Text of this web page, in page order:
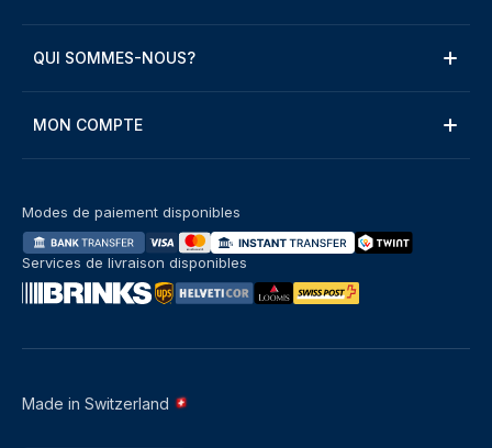
QUI SOMMES-NOUS?
MON COMPTE
Made in Switzerland
Modes de paiement disponibles
Services de livraison disponibles